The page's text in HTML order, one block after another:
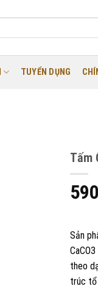
TUYỂN DỤNG
Tấm
Sản
theo
trúc tổ